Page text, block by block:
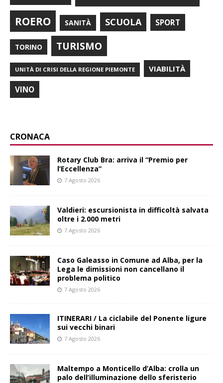
ROERO SANITÀ SCUOLA SPORT
TORINO TURISMO
UNITÀ DI CRISI DELLA REGIONE PIEMONTE VIABILITÀ
VINO
CRONACA
Rotary Club Bra: arriva il “Premio per
l’Eccellenza”
7 Agosto 2026
Valdieri: escursionista in difficoltà salvata
oltre i 2.000 metri
7 Agosto 2026
Caso Galeasso in Comune ad Alba, per la
Lega le dimissioni non cancellano il
problema politico
7 Agosto 2026
ITINERARI / La ciclabile del Ponente ligure
sui vecchi binari
7 Agosto 2026
Maltempo a Monticello d’Alba: crolla un
palo dell’illuminazione dello sferisterio